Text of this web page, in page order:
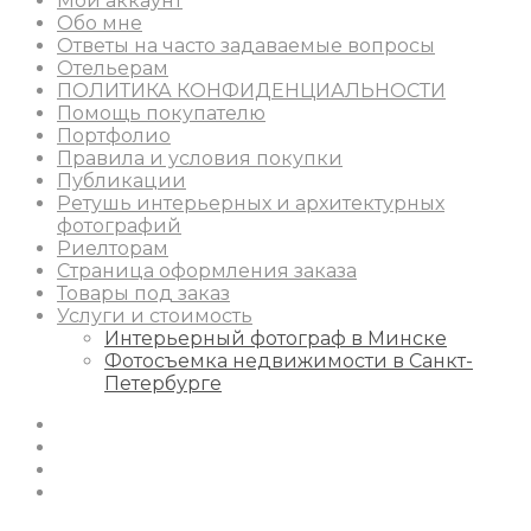
Обо мне
Ответы на часто задаваемые вопросы
Отельерам
ПОЛИТИКА КОНФИДЕНЦИАЛЬНОСТИ
Помощь покупателю
Портфолио
Правила и условия покупки
Публикации
Ретушь интерьерных и архитектурных
фотографий
Риелторам
Страница оформления заказа
Товары под заказ
Услуги и стоимость
Интерьерный фотограф в Минске
Фотосъемка недвижимости в Санкт-
Петербурге